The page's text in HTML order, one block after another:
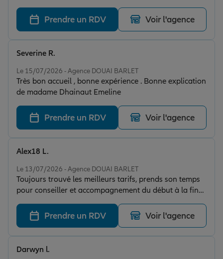
Prendre un RDV Voir l'agence
Le 15/07/2026 - Agence DOUAI BARLET
Très bon accueil , bonne expérience . Bonne explication
de madame Dhainaut Emeline
Severine R.
Prendre un RDV Voir l'agence
Le 13/07/2026 - Agence DOUAI BARLET
Toujours trouvé les meilleurs tarifs, prends son temps
pour conseiller et accompagnement du début à la fin
d’une souscription. Merci madame DHAINAUT 😊
Alex18 L.
Prendre un RDV Voir l'agence
Darwyn l.